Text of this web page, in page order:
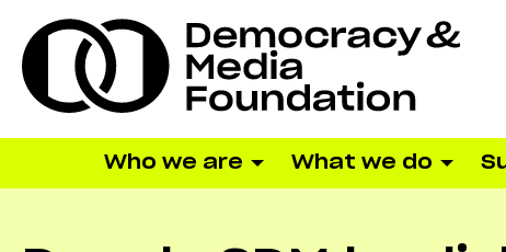
Who we are What we do